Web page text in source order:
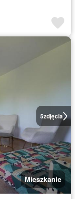
5zdjęcia
Mieszkanie